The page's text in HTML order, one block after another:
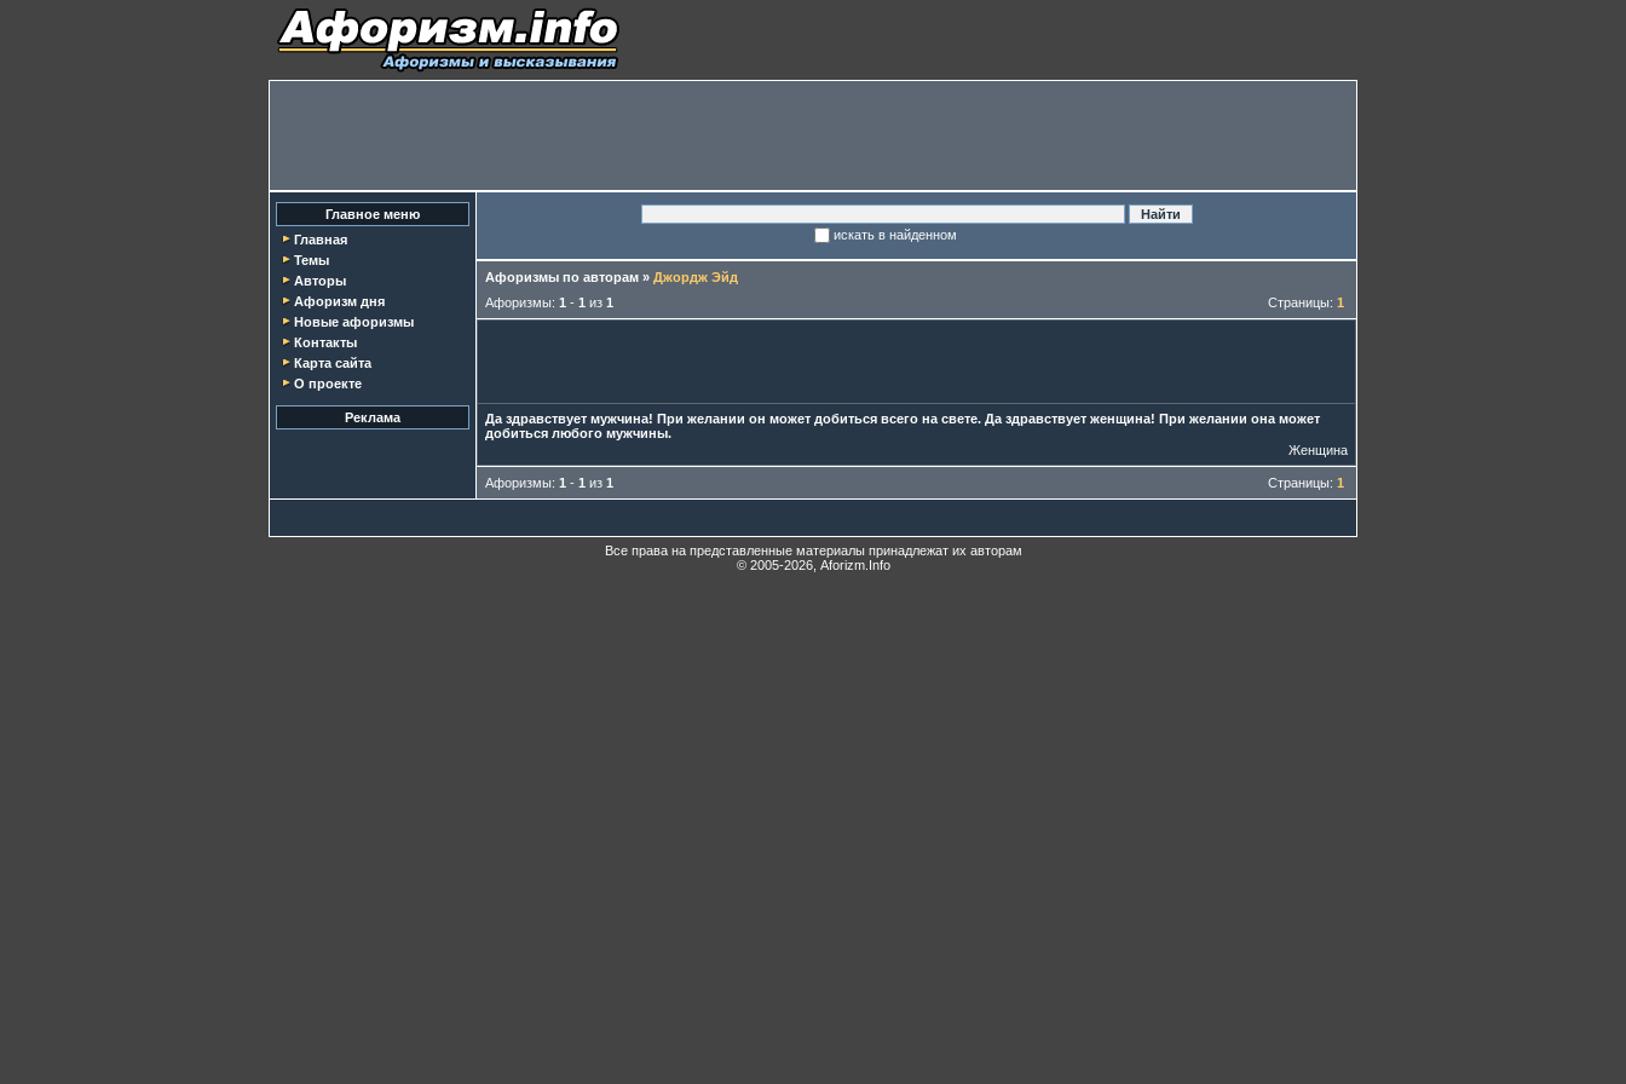
Главное меню
Главная
Темы
Авторы
Афоризм дня
Новые афоризмы
Контакты
Карта сайта
О проекте
Реклама
искать в найденном
Афоризмы по авторам » Джордж Эйд
Афоризмы: 1 - 1 из 1 Страницы: 1
Да здравствует мужчина! При желании он может добиться всего на свете. Да здравствует женщина! При желании она может
добиться любого мужчины.
Женщина
Афоризмы: 1 - 1 из 1 Страницы: 1
Все права на представленные материалы принадлежат их авторам
© 2005-2026, Aforizm.Info